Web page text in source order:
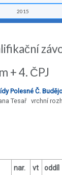
2015
+ 4. ČPJ
Polesné Č.
Tesař vrchní
nar. vt oddíl